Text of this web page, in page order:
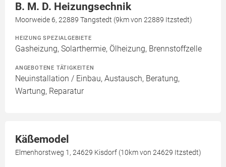
B. M. D. Heizungsechnik
Moorweide 6, 22889 Tangstedt (9km von 22889 Itzstedt)
HEIZUNG SPEZIALGEBIETE
Gasheizung, Solarthermie, Ölheizung, Brennstoffzelle
ANGEBOTENE TÄTIGKEITEN
Neuinstallation / Einbau, Austausch, Beratung,
Wartung, Reparatur
Käßemodel
Elmenhorstweg 1, 24629 Kisdorf (10km von 24629 Itzstedt)